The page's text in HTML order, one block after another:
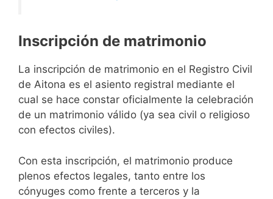
Inscripción de matrimonio
La inscripción de matrimonio en el Registro Civil
de Aitona es el asiento registral mediante el
cual se hace constar oficialmente la celebración
de un matrimonio válido (ya sea civil o religioso
con efectos civiles).
Con esta inscripción, el matrimonio produce
plenos efectos legales, tanto entre los
cónyuges como frente a terceros y la